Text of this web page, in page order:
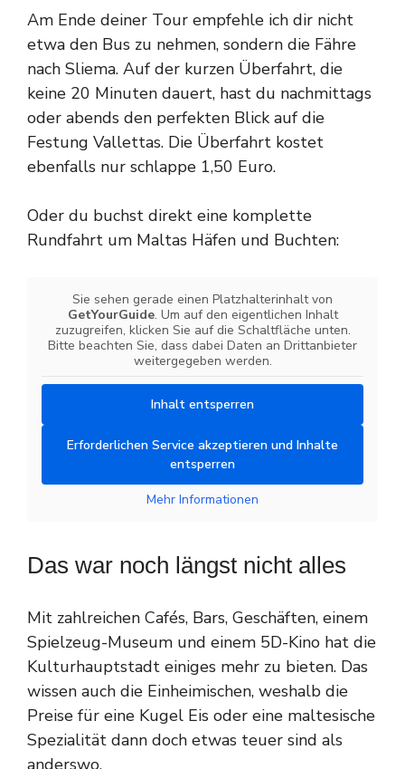
Am Ende deiner Tour empfehle ich dir nicht
etwa den Bus zu nehmen, sondern die Fähre
nach Sliema. Auf der kurzen Überfahrt, die
keine 20 Minuten dauert, hast du nachmittags
oder abends den perfekten Blick auf die
Festung Vallettas. Die Überfahrt kostet
ebenfalls nur schlappe 1,50 Euro.
Oder du buchst direkt eine komplette
Rundfahrt um Maltas Häfen und Buchten:
Sie sehen gerade einen Platzhalterinhalt von
GetYourGuide. Um auf den eigentlichen Inhalt
zuzugreifen, klicken Sie auf die Schaltfläche unten.
Bitte beachten Sie, dass dabei Daten an Drittanbieter
weitergegeben werden.
Inhalt entsperren
Erforderlichen Service akzeptieren und Inhalte
entsperren
Mehr Informationen
Das war noch längst nicht alles
Mit zahlreichen Cafés, Bars, Geschäften, einem
Spielzeug-Museum und einem 5D-Kino hat die
Kulturhauptstadt einiges mehr zu bieten. Das
wissen auch die Einheimischen, weshalb die
Preise für eine Kugel Eis oder eine maltesische
Spezialität dann doch etwas teuer sind als
anderswo.